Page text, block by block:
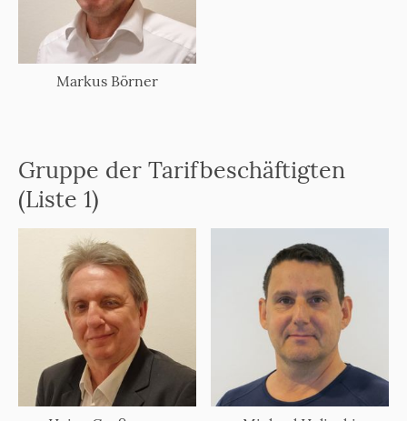
Markus Börner
Gruppe der Tarifbeschäftigten
(Liste 1)